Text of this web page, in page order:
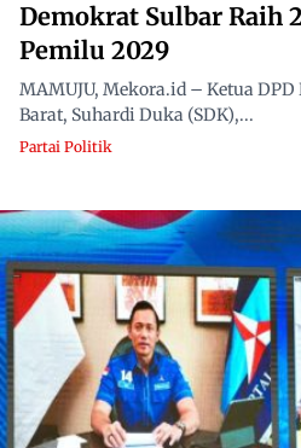
Demokrat Sulbar Raih
Pemilu 2029
MAMUJU, Mekora.id – Ketua
Barat, Suhardi Duka (SDK),...
Partai Politik